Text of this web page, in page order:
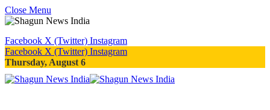
Close Menu
Facebook X (Twitter) Instagram
Facebook X (Twitter) Instagram
Thursday, August 6